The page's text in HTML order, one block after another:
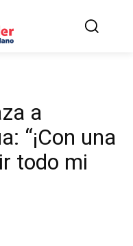
a
“¡Con una
todo mi